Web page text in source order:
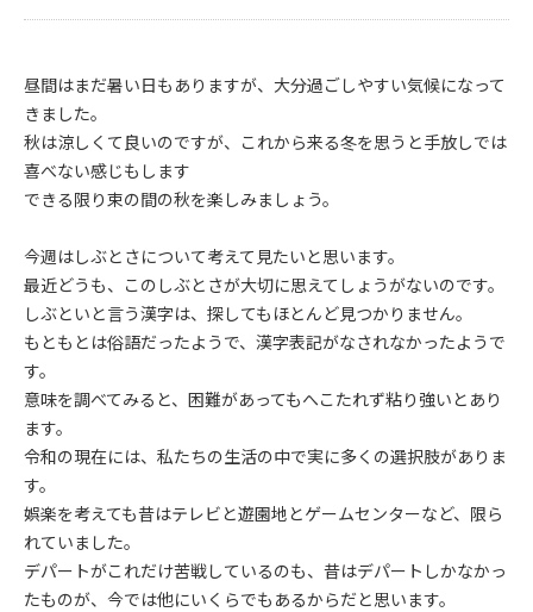
昼間はまだ暑い日もありますが、大分過ごしやすい気候になって
きました。
秋は涼しくて良いのですが、これから来る冬を思うと手放しでは
喜べない感じもします
できる限り束の間の秋を楽しみましょう。
今週はしぶとさについて考えて見たいと思います。
最近どうも、このしぶとさが大切に思えてしょうがないのです。
しぶといと言う漢字は、探してもほとんど見つかりません。
もともとは俗語だったようで、漢字表記がなされなかったようで
す。
意味を調べてみると、困難があってもへこたれず粘り強いとあり
ます。
令和の現在には、私たちの生活の中で実に多くの選択肢がありま
す。
娯楽を考えても昔はテレビと遊園地とゲームセンターなど、限ら
れていました。
デパートがこれだけ苦戦しているのも、昔はデパートしかなかっ
たものが、今では他にいくらでもあるからだと思います。